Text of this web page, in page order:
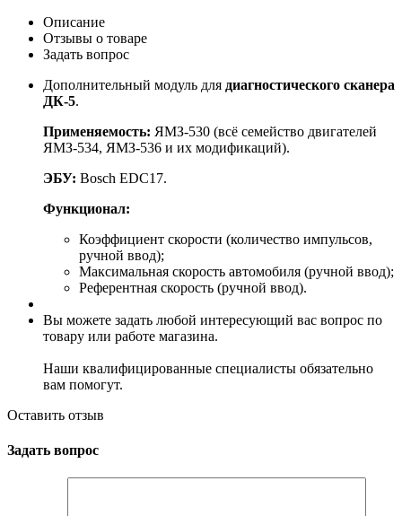
Описание
Отзывы о товаре
Задать вопрос
Дополнительный модуль для диагностического сканера
ДК-5.
Применяемость: ЯМЗ-530 (всё семейство двигателей
ЯМЗ-534, ЯМЗ-536 и их модификаций).
ЭБУ: Bosch EDC17.
Функционал:
Коэффициент скорости (количество импульсов,
ручной ввод);
Максимальная скорость автомобиля (ручной ввод);
Референтная скорость (ручной ввод).
Вы можете задать любой интересующий вас вопрос по
товару или работе магазина.
Наши квалифицированные специалисты обязательно
вам помогут.
Оставить отзыв
Задать вопрос